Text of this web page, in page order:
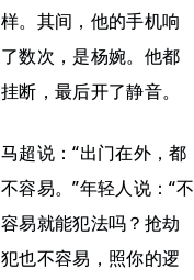
样。其间，他的手机响
了数次，是杨婉。他都
挂断，最后开了静音。
马超说：“出门在外，都
不容易。”年轻人说：“不
容易就能犯法吗？抢劫
犯也不容易，照你的逻